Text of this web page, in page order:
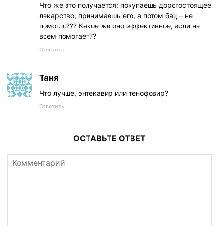
Что же это получается: покупаешь дорогостоящее
лекарство, принимаешь его, а потом бац – не
помогло??? Какое же оно эффективное, если не
всем помогает??
Ответить
Таня
Что лучше, энтекавир или тенофовир?
Ответить
ОСТАВЬТЕ ОТВЕТ